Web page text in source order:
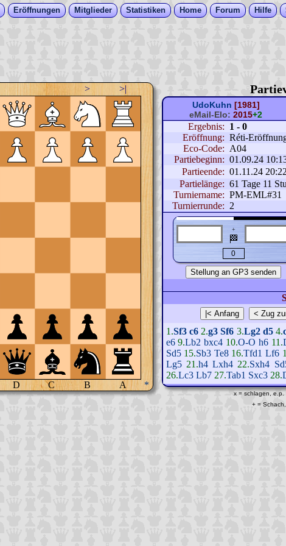
Eröffnungen Mitglieder Statistiken Home Forum Hilfe
> >|
D C B A *
UdoKuhn [1981]
eMail-Elo: 2015+2
Ergebnis: 1 - 0
Eröffnung: Réti-
Eco-Code: A04
Partiebeginn: 01.09.24
Partieende: 01.11.24
Partielänge: 61 Tage 11
Turniername: PM-EML#31
Turnierrunde: 2
+
🏁
1.Sf3 c6 2.g3 Sf6 3.Lg2 d5 4.
e6 9.Lb2 bxc4 10.O-O h6 11.
Sd5 15.Sb3 Te8 16.Tfd1 Lf6
Lg5 21.h4 Lxh4 22.Sxh4
26.Lc3 Lb7 27.Tab1 Sxc3 28.
x = schlagen, e.p.
+ =